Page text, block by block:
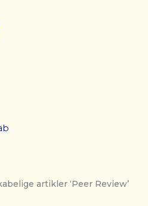
artikler ‘Peer Review’